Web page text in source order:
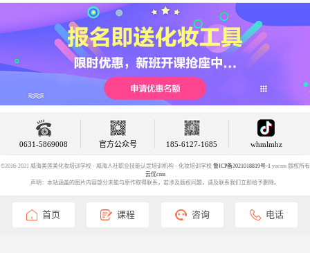
0631-5869008 官方公众号 185-6127-1685 whmlmhz
©2016-2021 威海美莲美化妆培训学校 - 威海人社职业技能认定培训机构 - 化妆培训学校 鲁ICP备2021018819号-1yucms 版权所有
云优cms
声明：本站涵盖的图片内容部分未能与原作取得联系，若涉及版权问题，请及联系我们立即给予删除。
首页 课程 咨询 电话